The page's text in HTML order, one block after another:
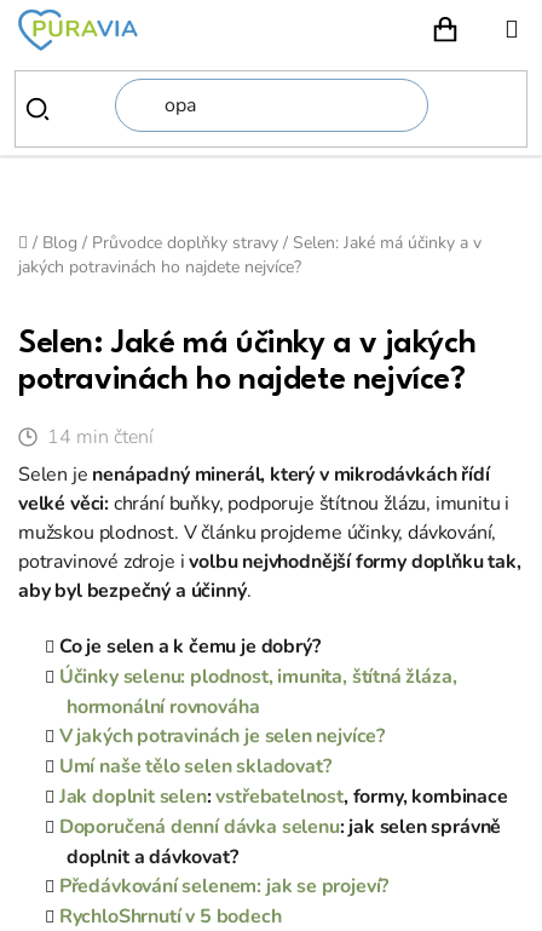
Přejít
obsah
Domů
/ Blog / Průvodce doplňky stravy / Selen: Jaké má účinky a v
jakých potravinách ho najdete nejvíce?
Selen: Jaké má účinky a v jakých
potravinách ho najdete nejvíce?
14 min čtení
Selen je nenápadný minerál, který v mikrodávkách řídí
velké věci:chrání buňky, podporuje štítnou žlázu, imunitu i
mužskou plodnost. V článku projdeme účinky, dávkování,
potravinové zdroje ivolbu nejvhodnější formy doplňku tak,
aby byl bezpečný a účinný.
Co je selen a k čemu je dobrý?
Účinky selenu: plodnost, imunita, štítná žláza,
hormonální rovnováha
V jakých potravinách je selen nejvíce?
Umí naše tělo selen skladovat?
Jak doplnit selen:vstřebatelnost, formy, kombinace
Doporučená denní dávka selenu: jak selen správně
doplnit a dávkovat?
Předávkování selenem: jak se projeví?
RychloShrnutí v 5 bodech